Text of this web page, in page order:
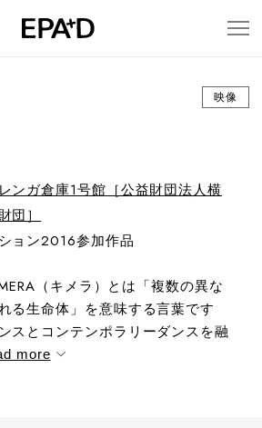
映像
ンガ倉庫1号館［公益財団法人横
団］
ョン2016参加作品
（キメラ）とは「複数の異な
る生命体」を意味する言葉です
スとコンテンポラリーダンスを融
more